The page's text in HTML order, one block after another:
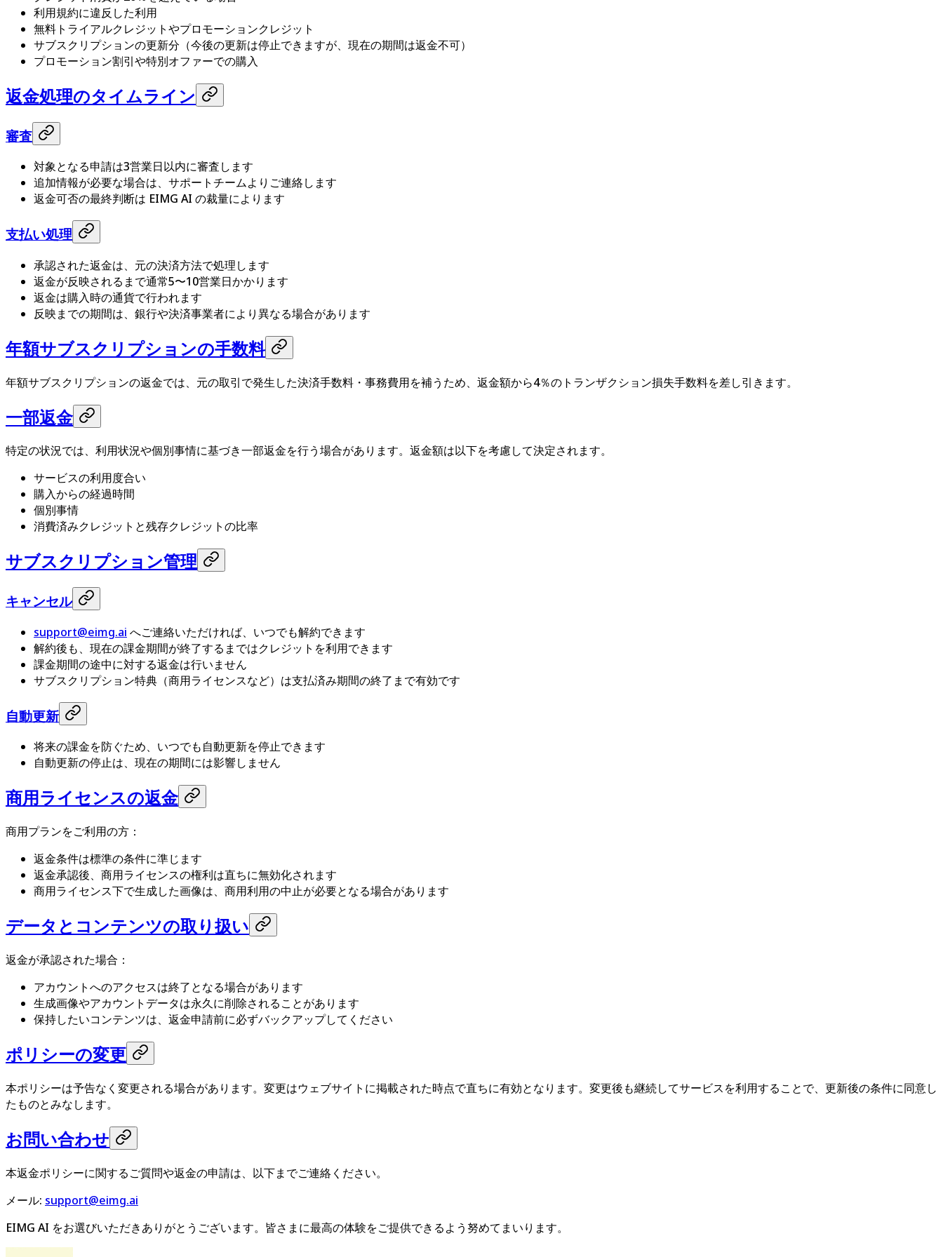
利用規約に違反した利用
無料トライアルクレジットやプロモーションクレジット
サブスクリプションの更新分（今後の更新は停止できますが、現在の期間は返金不可）
プロモーション割引や特別オファーでの購入
返金処理のタイムライン
審査
対象となる申請は3営業日以内に審査します
追加情報が必要な場合は、サポートチームよりご連絡します
返金可否の最終判断は EIMG AI の裁量によります
支払い処理
承認された返金は、元の決済方法で処理します
返金が反映されるまで通常5〜10営業日かかります
返金は購入時の通貨で行われます
反映までの期間は、銀行や決済事業者により異なる場合があります
年額サブスクリプションの手数料
年額サブスクリプションの返金では、元の取引で発生した決済手数料・事務費用を補うため、返金額から4％のトランザクション損失手数料を差し引きます。
一部返金
特定の状況では、利用状況や個別事情に基づき一部返金を行う場合があります。返金額は以下を考慮して決定されます。
サービスの利用度合い
購入からの経過時間
個別事情
消費済みクレジットと残存クレジットの比率
サブスクリプション管理
キャンセル
support@eimg.ai へご連絡いただければ、いつでも解約できます
解約後も、現在の課金期間が終了するまではクレジットを利用できます
課金期間の途中に対する返金は行いません
サブスクリプション特典（商用ライセンスなど）は支払済み期間の終了まで有効です
自動更新
将来の課金を防ぐため、いつでも自動更新を停止できます
自動更新の停止は、現在の期間には影響しません
商用ライセンスの返金
商用プランをご利用の方：
返金条件は標準の条件に準じます
返金承認後、商用ライセンスの権利は直ちに無効化されます
商用ライセンス下で生成した画像は、商用利用の中止が必要となる場合があります
データとコンテンツの取り扱い
返金が承認された場合：
アカウントへのアクセスは終了となる場合があります
生成画像やアカウントデータは永久に削除されることがあります
保持したいコンテンツは、返金申請前に必ずバックアップしてください
ポリシーの変更
本ポリシーは予告なく変更される場合があります。変更はウェブサイトに掲載された時点で直ちに有効となります。変更後も継続してサービスを利用することで、更新後の条件に同意し
たものとみなします。
お問い合わせ
本返金ポリシーに関するご質問や返金の申請は、以下までご連絡ください。
メール: support@eimg.ai
EIMG AI をお選びいただきありがとうございます。皆さまに最高の体験をご提供できるよう努めてまいります。